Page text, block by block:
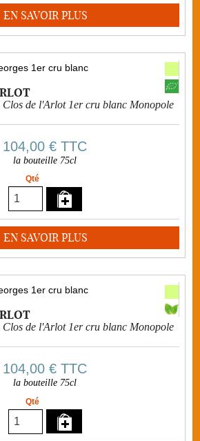
EN SAVOIR PLUS
1er cru blanc
Clos de l'Arlot 1er cru blanc Monopole
104,00 € TTC
la bouteille 75cl
Qté
EN SAVOIR PLUS
1er cru blanc
Clos de l'Arlot 1er cru blanc Monopole
104,00 € TTC
la bouteille 75cl
Qté